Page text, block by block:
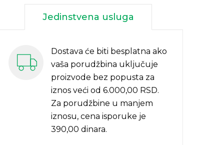
Jedinstvena usluga
Dostava će biti besplatna ako
vaša porudžbina uključuje
proizvode bez popusta za
iznos veći od 6.000,00 RSD.
Za porudžbine u manjem
iznosu, cena isporuke je
390,00 dinara.